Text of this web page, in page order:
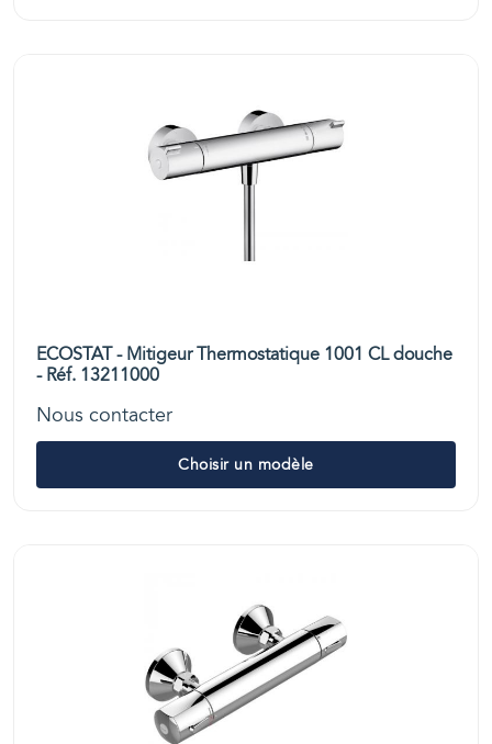
ECOSTAT - Mitigeur Thermostatique 1001 CL douche
- Réf. 13211000
Nous contacter
Choisir un modèle